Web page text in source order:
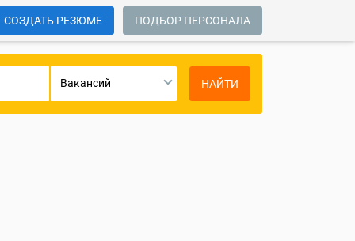
СОЗДАТЬ РЕЗЮМЕ ПОДБОР ПЕРСОНАЛА
Вакансий НАЙТИ